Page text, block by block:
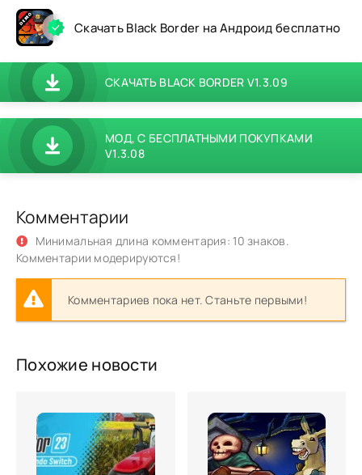
Скачать Black Border на Андроид бесплатно
СКАЧАТЬ BLACK BORDER V1.3.09
МОД, С БЕСПЛАТНЫМИ ПОКУПКАМИ
V1.3.08
Комментарии
Минимальная длина комментария: 10 знаков.
Комментарии модерируются!
Комментариев пока нет. Станьте первыми!
Похожие новости